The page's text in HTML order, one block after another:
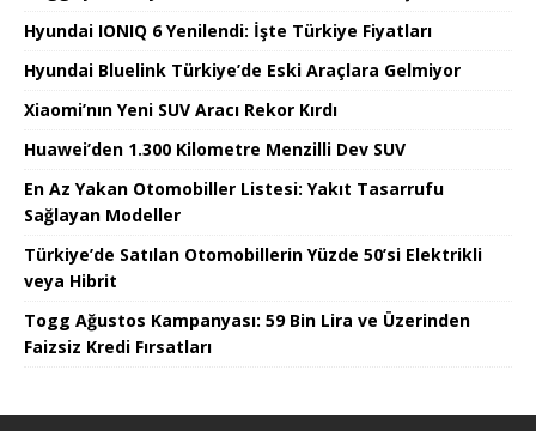
Hyundai IONIQ 6 Yenilendi: İşte Türkiye Fiyatları
Hyundai Bluelink Türkiye’de Eski Araçlara Gelmiyor
Xiaomi’nın Yeni SUV Aracı Rekor Kırdı
Huawei’den 1.300 Kilometre Menzilli Dev SUV
En Az Yakan Otomobiller Listesi: Yakıt Tasarrufu
Sağlayan Modeller
Türkiye’de Satılan Otomobillerin Yüzde 50’si Elektrikli
veya Hibrit
Togg Ağustos Kampanyası: 59 Bin Lira ve Üzerinden
Faizsiz Kredi Fırsatları